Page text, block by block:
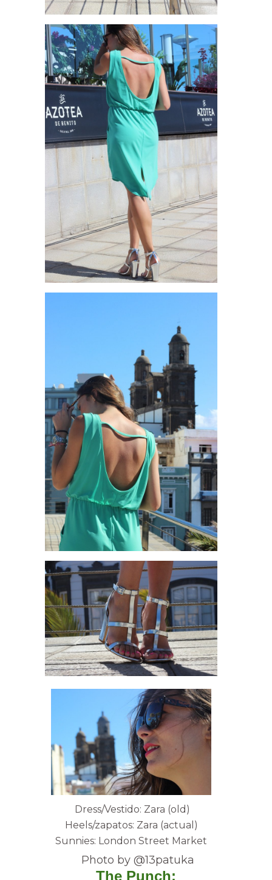
Dress/Vestido: Zara (old)
Heels/zapatos: Zara (actual)
Sunnies: London Street Market
Photo by @13patuka
The Punch: